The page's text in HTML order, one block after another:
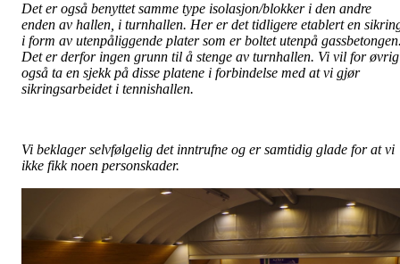
Det er også benyttet samme type isolasjon/blokker i den andre
enden av hallen, i turnhallen. Her er det tidligere etablert en
i form av utenpåliggende plater som er boltet utenpå
Det er derfor ingen grunn til å stenge av turnhallen. Vi vil for øvrig
også ta en sjekk på disse platene i forbindelse med at vi gjør
sikringsarbeidet i tennishallen.
Vi beklager selvfølgelig det inntrufne og er samtidig glade for at vi
ikke fikk noen personskader.